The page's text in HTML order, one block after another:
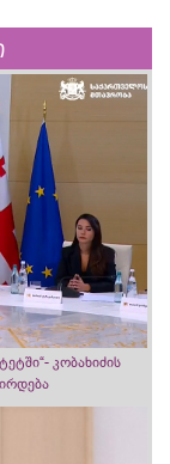
კობახიძის